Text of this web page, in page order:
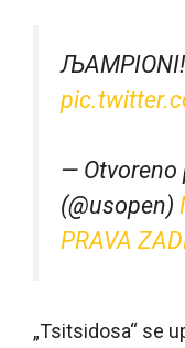
ЉAMPIONI!
— Otvoreno
(@usopen)
PRAVA
„Tsitsidosa“ se